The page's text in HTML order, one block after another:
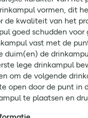
vormen, dit
de kwaliteit van het
goed schudden voor
vast met de
duim(en) de
lege drinkampul
om de volgende
open door de punt in
te plaatsen en